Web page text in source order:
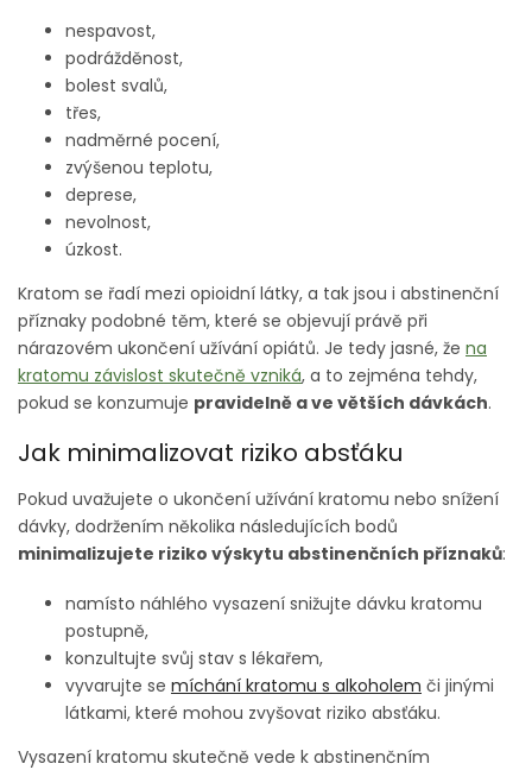
nespavost,
podrážděnost,
bolest svalů,
třes,
nadměrné pocení,
zvýšenou teplotu,
deprese,
nevolnost,
úzkost.
Kratom se řadí mezi opioidní látky, a tak jsou i abstinenční
příznaky podobné těm, které se objevují právě při
nárazovém ukončení užívání opiátů. Je tedy jasné, že na
kratomu závislost skutečně vzniká, a to zejména tehdy,
pokud se konzumuje pravidelně a ve větších dávkách.
Jak minimalizovat riziko absťáku
Pokud uvažujete o ukončení užívání kratomu nebo snížení
dávky, dodržením několika následujících bodů
minimalizujete riziko výskytu abstinenčních příznaků:
namísto náhlého vysazení snižujte dávku kratomu
postupně,
konzultujte svůj stav s lékařem,
vyvarujte se míchání kratomu s alkoholem či jinými
látkami, které mohou zvyšovat riziko absťáku.
Vysazení kratomu skutečně vede k abstinenčním